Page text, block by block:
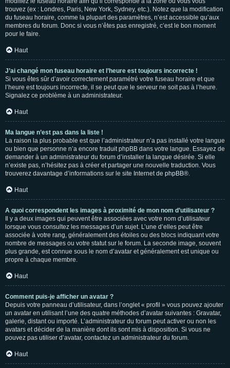
trouvez (ex : Londres, Paris, New York, Sydney, etc.). Notez que la modification
du fuseau horaire, comme la plupart des paramètres, n’est accessible qu’aux
membres du forum. Donc si vous n’êtes pas enregistré, c’est le bon moment
pour le faire.
Haut
J’ai changé mon fuseau horaire et l’heure est toujours incorrecte !
Si vous êtes sûr d’avoir correctement paramétré votre fuseau horaire et que
l’heure est toujours incorrecte, il se peut que le serveur ne soit pas à l’heure.
Signalez ce problème à un administrateur.
Haut
Ma langue n’est pas dans la liste !
La raison la plus probable est que l’administrateur n’a pas installé votre langue
ou bien que personne n’a encore traduit phpBB dans votre langue. Essayez de
demander à un administrateur du forum d’installer la langue désirée. Si elle
n’existe pas, n’hésitez pas à créer et partager une nouvelle traduction. Vous
trouverez davantage d’informations sur le site Internet de phpBB®.
Haut
A quoi correspondent les images à proximité de mon nom d’utilisateur ?
Il y a deux images qui peuvent être associées avec votre nom d’utilisateur
lorsque vous consultez les messages d’un sujet. L’une d’elles peut être
associée à votre rang, généralement des étoiles ou des blocs indiquant votre
nombre de messages ou votre statut sur le forum. La seconde image, souvent
plus grande, est connue sous le nom d’avatar et généralement est unique ou
propre à chaque membre.
Haut
Comment puis-je afficher un avatar ?
Depuis votre panneau d’utilisateur, dans l’onglet « profil » vous pouvez ajouter
un avatar en utilisant l’une des quatre méthodes d’avatar suivantes : Gravatar,
galerie, distant ou importé. L’administrateur du forum peut activer ou non les
avatars et décider de la manière dont ils sont mis à disposition. Si vous ne
pouvez pas utiliser d’avatar, contactez un administrateur du forum.
Haut